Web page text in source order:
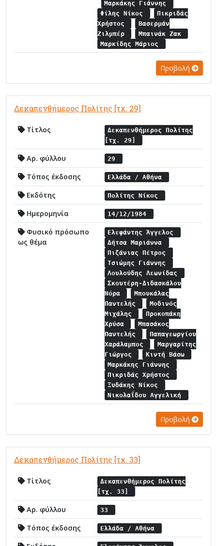
Μαρκάκης Γιάννης
Φίλης Νίκος
Πικριδάς
Χρήστος
Βασερμάν
Ζιλμπέρ
Μπαινάκ Ζακ
Μαρκίδης Μάριος
Προβολή
Δεκαπενθήμερος Πολίτης [τχ. 29]
Τίτλος
Δεκαπενθήμερος Πολίτης
[τχ. 29]
Αρ. φύλλου 29
Τόπος έκδοσης Ελλάδα / Αθήνα
Εκδότης Πολίτης Νίκος
Ημερομηνία 14/12/1984
Φυσικό πρόσωπο
ως θέμα
Ελεφάντης Άγγελος
Δήτσα Μαριάννα
Πιζάνιας Πέτρος
Τσιώμης Γιάννης
Λουλούδης Λεωνίδας
Σκουτέρη-Διδασκάλου
Νόρα
Μπουκάλας
Παντελής
Μοδινός
Μιχάλης
Προκοπάκη
Χρύσα
Μπασάκος
Παντελής
Παπαγεωργίου
Χαράλαμπος
Μαργαρίτης
Γιώργος
Κιντή Βάσω
Μαρκάκης Γιάννης
Πικριδάς Χρήστος
Ξυδάκης Νίκος
Νικολαΐδου Αγγελική
Προβολή
Δεκαπενθήμερος Πολίτης [τχ. 33]
Τίτλος
Δεκαπενθήμερος Πολίτης
[τχ. 33]
Αρ. φύλλου 33
Τόπος έκδοσης Ελλάδα / Αθήνα